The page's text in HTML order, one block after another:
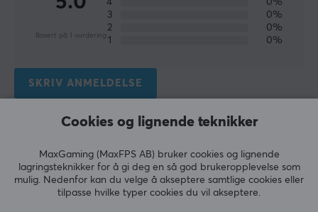
38 mm
39 g
EGENSKAPER
XS-1 Flagship
Sensor
Basert på 1 vurdering
4
0%
3
0%
2
0%
1
0%
SKRIV ANMELDELSE
Alle anmeldelser
Georgios R
Verifisert kjøper
Level 15
Casual Juggernaut
Cookies og lignende teknikker
MaxGaming (MaxFPS AB) bruker cookies og lignende
lagringsteknikker for å gi deg en så god brukeropplevelse som
mulig. Nedenfor kan du velge å akseptere samtlige cookies eller
tilpasse hvilke typer cookies du vil akseptere.